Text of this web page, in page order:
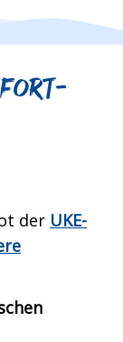
der UKE-